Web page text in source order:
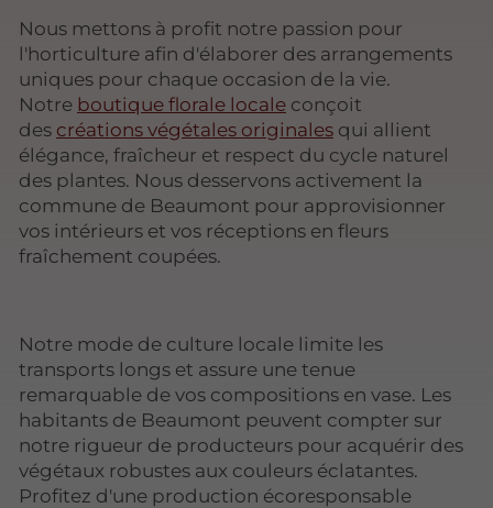
Nous mettons à profit notre passion pour
l'horticulture afin d'élaborer des arrangements
uniques pour chaque occasion de la vie.
Notre boutique florale locale conçoit
des créations végétales originales qui allient
élégance, fraîcheur et respect du cycle naturel
des plantes. Nous desservons activement la
commune de Beaumont pour approvisionner
vos intérieurs et vos réceptions en fleurs
fraîchement coupées.
Notre mode de culture locale limite les
transports longs et assure une tenue
remarquable de vos compositions en vase. Les
habitants de Beaumont peuvent compter sur
notre rigueur de producteurs pour acquérir des
végétaux robustes aux couleurs éclatantes.
Profitez d'une production écoresponsable